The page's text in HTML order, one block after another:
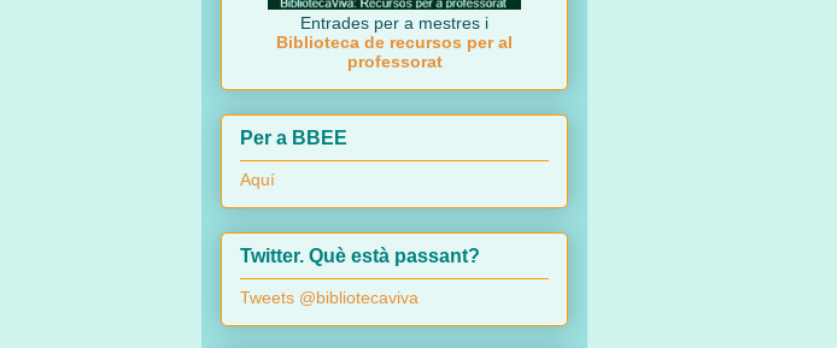
Entrades per a mestres i
Biblioteca de recursos per al
professorat
Per a BBEE
Aquí
Twitter. Què està passant?
Tweets @bibliotecaviva